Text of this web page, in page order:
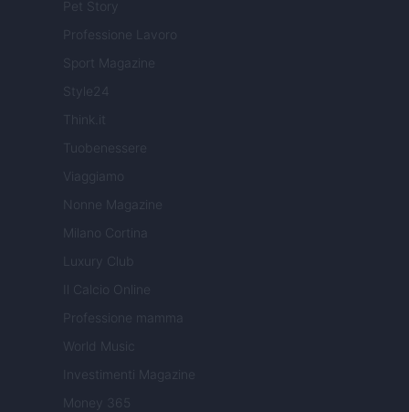
Pet Story
Professione Lavoro
Sport Magazine
Style24
Think.it
Tuobenessere
Viaggiamo
Nonne Magazine
Milano Cortina
Luxury Club
Il Calcio Online
Professione mamma
World Music
Investimenti Magazine
Money 365